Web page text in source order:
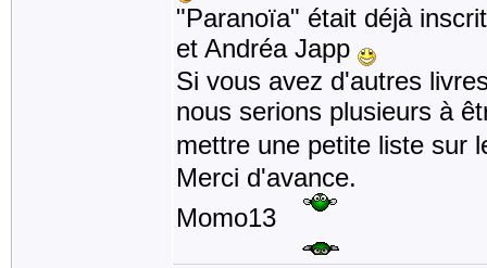
"Paranoïa" était déjà
et Andréa Japp
Si vous avez d'autres
nous serions plusieurs à
mettre une petite liste sur
Merci d'avance.
Momo13